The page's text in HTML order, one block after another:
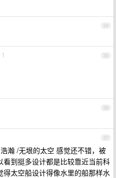
34
35
1
36
37
瀚 /无垠的太空 感觉还不错，被
到挺多设计都是比较靠近当前科
太空船设计得像水里的船那样水